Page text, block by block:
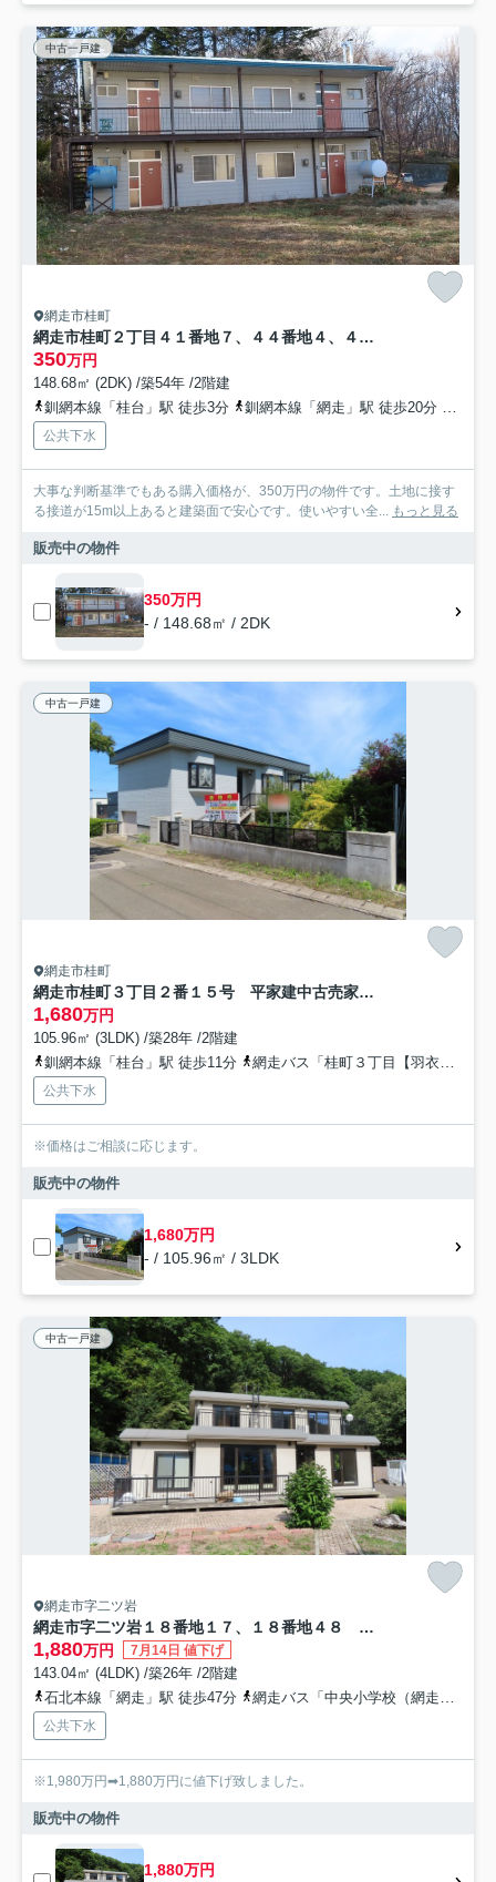
中古一戸建
網走市桂町
網走市桂町２丁目４１番地７、４４番地４、４５番３９ 中古売共同住宅
350万円
148.68㎡ (2DK) /築54年 /2階建
釧網本線「桂台」駅 徒歩3分
釧網本線「網走」駅 徒歩20分 石北
公共下水
大事な判断基準でもある購入価格が、350万円の物件です。土地に接す
る接道が15m以上あると建築面で安心です。使いやすい全... もっと見る
販売中の物件
350万円
- / 148.68㎡ / 2DK
中古一戸建
網走市桂町
網走市桂町３丁目２番１５号 平家建中古売家（１階部分車庫）
1,680万円
105.96㎡ (3LDK) /築28年 /2階建
釧網本線「桂台」駅 徒歩11分
網走バス「桂町３丁目【羽衣団地線】駒場南３丁目経由」バス停下車 徒歩3分
公共下水
※価格はご相談に応じます。
販売中の物件
1,680万円
- / 105.96㎡ / 3LDK
中古一戸建
網走市字二ツ岩
網走市字二ツ岩１８番地１７、１８番地４８ 中古売家 外土地１筆
1,880万円 7月14日 値下げ
143.04㎡ (4LDK) /築26年 /2階建
石北本線「網走」駅 徒歩47分
網走バス「中央小学校（網走市）」バス停下車 徒歩36分
公共下水
※1,980万円➡1,880万円に値下げ致しました。
販売中の物件
1,880万円